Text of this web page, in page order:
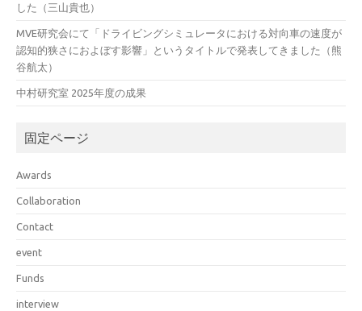
した（三山貴也）
MVE研究会にて「ドライビングシミュレータにおける対向車の速度が
認知的狭さにおよぼす影響」というタイトルで発表してきました（熊
谷航太）
中村研究室 2025年度の成果
固定ページ
Awards
Collaboration
Contact
event
Funds
interview